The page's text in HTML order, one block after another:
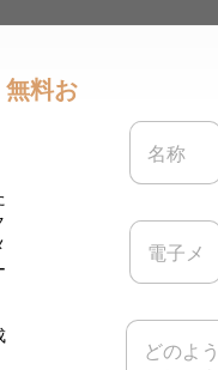
無料お
名
*
電
メ
ル
メ